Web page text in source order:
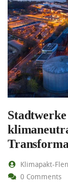
Klimapakt-
0 Comments